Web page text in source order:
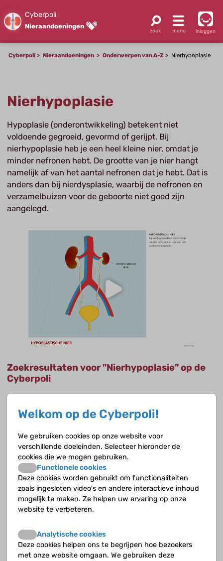
Cyberpoli
Nieraandoeningen
inloggen
Cyberpoli Nieraandoeningen Onderwerpen van A-Z Nierhypoplasie
Nierhypoplasie
Hypoplasie (onderontwikkeling) betekent niet
voldoende gegroeid, gevormd of gerijpt. Bij
nierhypoplasie heb je een heel kleine nier, omdat je
minder nefronen hebt. De grootte van je nier hangt
namelijk af van het aantal nefronen dat je hebt. Dat is
anders dan bij nierdysplasie, waarbij de nefronen en
verzamelbuizen voor de geboorte niet goed zijn
aangelegd.
Zoekresultaten voor "Nierhypoplasie" op de
Cyberpoli
Geboortedefecten van de nieren en
aangeboren afwijkingen aan urinewegen
Afwijkingen aan nieren en urinewegen die voor je
geboorte ontstaan, noemen we CAKUT
(congenital anomalies of the kidney and urinary
tract). Ongeveer 40% van de kinderen met
nierinsufficiëntie heeft zo’n aangeboren
Welkom op de Cyberpoli!
We gebruiken cookies op onze website voor
verschillende doeleinden. Selecteer hieronder de
cookies die we mogen gebruiken.
Functionele cookies
Deze cookies worden gebruikt om functionaliteiten
zoals ingesloten video's en andere interactieve inhoud
mogelijk te maken. Ze helpen uw ervaring op onze
website te verbeteren.
Analytische cookies
Deze cookies helpen ons te begrijpen hoe bezoekers
met onze website omgaan. We gebruiken deze